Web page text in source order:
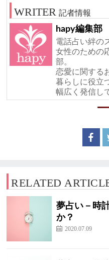
記者情報
hapy編集部
電話占い絆の
女性のための
部。
恋愛に関する
暮らしに役立
幅広く発信し
RELATED
夢占い－時
か？
2020.07.09